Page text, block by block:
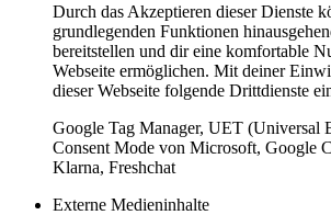
Durch das Akzeptieren dieser Dienste
grundlegenden Funktionen
bereitstellen und dir eine komfortable
Webseite ermöglichen. Mit deiner
dieser Webseite folgende Drittdienste
Google Tag Manager, UET (Universal
Consent Mode von Microsoft, Google
Klarna, Freshchat
Externe Medieninhalte